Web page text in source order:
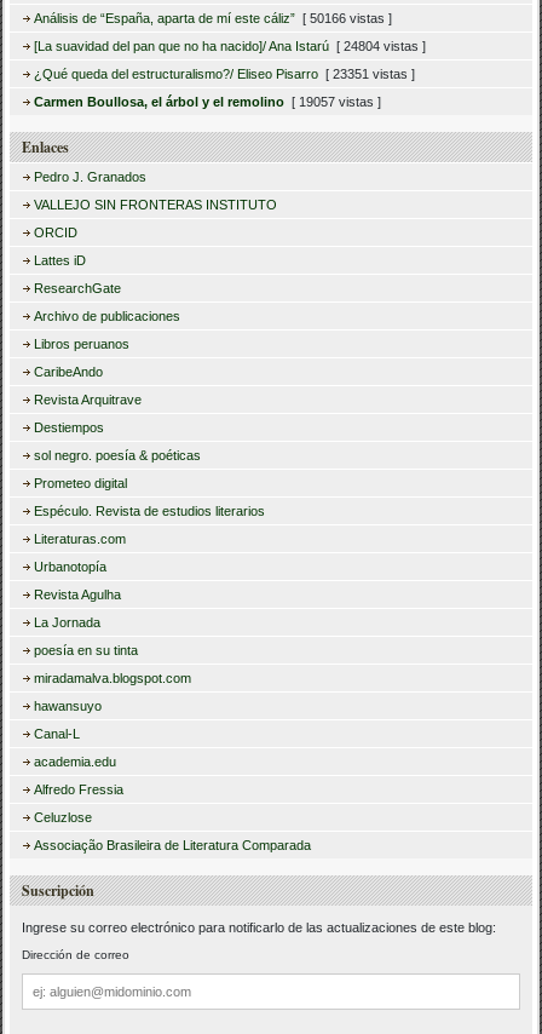
Análisis de “España, aparta de mí este cáliz” [ 50166 vistas ]
[La suavidad del pan que no ha nacido]/ Ana Istarú [ 24804 vistas ]
¿Qué queda del estructuralismo?/ Eliseo Pisarro [ 23351 vistas ]
Carmen Boullosa, el árbol y el remolino [ 19057 vistas ]
Enlaces
Pedro J. Granados
VALLEJO SIN FRONTERAS INSTITUTO
ORCID
Lattes iD
ResearchGate
Archivo de publicaciones
Libros peruanos
CaribeAndo
Revista Arquitrave
Destiempos
sol negro. poesía & poéticas
Prometeo digital
Espéculo. Revista de estudios literarios
Literaturas.com
Urbanotopía
Revista Agulha
La Jornada
poesía en su tinta
miradamalva.blogspot.com
hawansuyo
Canal-L
academia.edu
Alfredo Fressia
Celuzlose
Associação Brasileira de Literatura Comparada
Suscripción
Ingrese su correo electrónico para notificarlo de las actualizaciones de este blog:
Dirección de correo
Dirección
de
correo